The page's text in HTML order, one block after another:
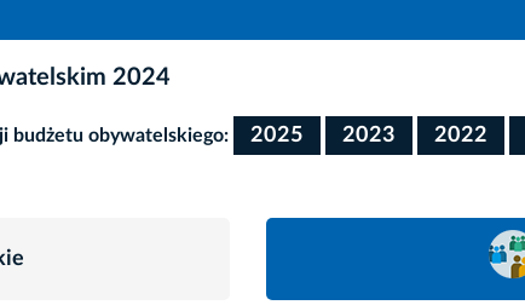
2024
budżetu obywatelskiego: 2025 2023 2022